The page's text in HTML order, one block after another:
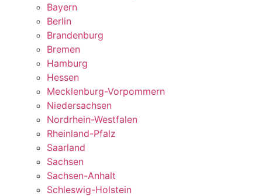
Bayern
Berlin
Brandenburg
Bremen
Hamburg
Hessen
Mecklenburg-Vorpommern
Niedersachsen
Nordrhein-Westfalen
Rheinland-Pfalz
Saarland
Sachsen
Sachsen-Anhalt
Schleswig-Holstein